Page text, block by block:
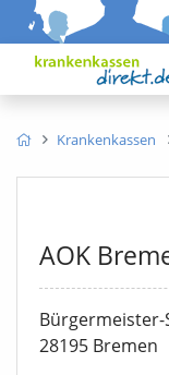
Krankenkassen
AOK
Bürgermeister-
28195 Bremen